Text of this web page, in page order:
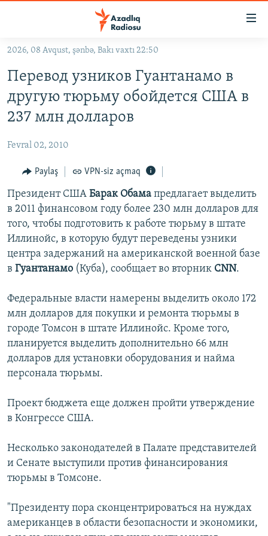
Əsas
qayıt
Əsas
naviqasiyaya
qayıt
#İZAHLA
KORRUPSIOMETR
FƏRQƏ BAX
QANUNI DOĞRU
ARAŞDIRMA
MULTIMEDIA
VIDEO
FOTOQALEREYA
KARIKATURA
RADIO ARXIV
OXU ZALI
İSLAM VƏ DEMOKRATIYA
İZ - MƏDƏNIYYƏT PROQRAMI
HAQQIMIZDA
PEŞƏ ETIKASI VƏ JURNALISTIKA STANDARTLARIMIZ
MATERIALLARIMIZDAN ISTIFADƏ
AZADLIQRADIOSU MOBIL TELEFONUNUZDA
BIZIMLƏ ƏLAQƏ
RFE/RL-in bütün saytları
2026, 08 Avqust, şənbə, Bakı vaxtı 22:50
Перевод узников Гуантанамо в
другую тюрьму обойдется США в
237 млн долларов
Fevral 02, 2010
Paylaş VPN-siz açmaq
Президент США Барак Обама предлагает выделить
в 2011 финансовом году более 230 млн долларов для
того, чтобы подготовить к работе тюрьму в штате
Иллинойс, в которую будут переведены узники
центра задержаний на американской военной базе
в Гуантанамо (Куба), сообщает во вторник CNN.
Федеральные власти намерены выделить около 172
млн долларов для покупки и ремонта тюрьмы в
городе Томсон в штате Иллинойс. Кроме того,
планируется выделить дополнительно 66 млн
долларов для установки оборудования и найма
персонала тюрьмы.
Проект бюджета еще должен пройти утверждение
в Конгрессе США.
Несколько законодателей в Палате представителей
и Сенате выступили против финансирования
тюрьмы в Томсоне.
"Президенту пора сконцентрироваться на нуждах
американцев в области безопасности и экономики,